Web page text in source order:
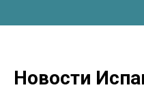
Новости
Школы
Среднее образование